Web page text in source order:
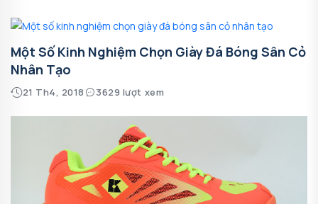
Một Số Kinh Nghiệm Chọn Giày Đá Bóng Sân Cỏ
Nhân Tạo
21 Th4, 2018 3629 lượt xem